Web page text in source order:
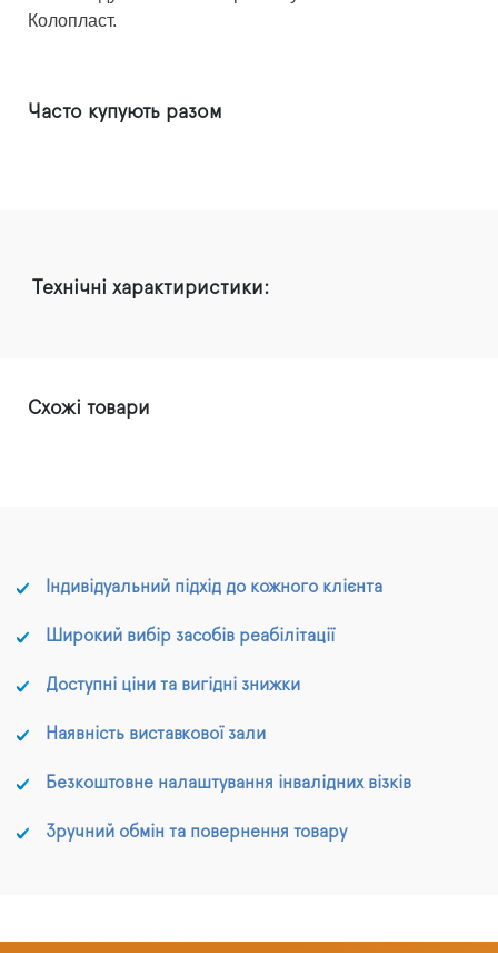
Колопласт.
Часто купують разом
Технічні характиристики:
Схожі товари
Індивідуальний підхід до кожного клієнта
Широкий вибір засобів реабілітації
Доступні ціни та вигідні знижки
Наявність виставкової зали
Безкоштовне налаштування інвалідних візків
Зручний обмін та повернення товару